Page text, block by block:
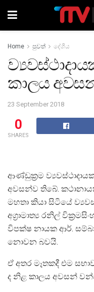
Home පුවත් දේශීය
කාලය
23 September 2018
0
SHARES
ආණ්ඩුක්‍රම
අවසන්ව තිබේ.
මහතා කියා සිටියේ
අග්‍රාමාත්‍ය රනිල්
විපක්ෂ නායක ආර්.
නොවන බවයි.
ඒ අතර මෑතකදී එම
ද නිළ කාලය අවසන්